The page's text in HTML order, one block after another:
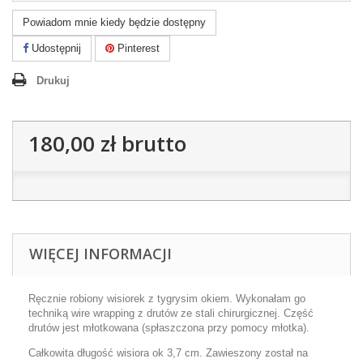
Powiadom mnie kiedy będzie dostępny
Udostępnij Pinterest
Drukuj
180,00 złbrutto
WIĘCEJ INFORMACJI
Ręcznie robiony wisiorek z tygrysim okiem. Wykonałam go
techniką wire wrapping z drutów ze stali chirurgicznej. Część
drutów jest młotkowana (spłaszczona przy pomocy młotka).
Całkowita długość wisiora ok 3,7 cm. Zawieszony został na